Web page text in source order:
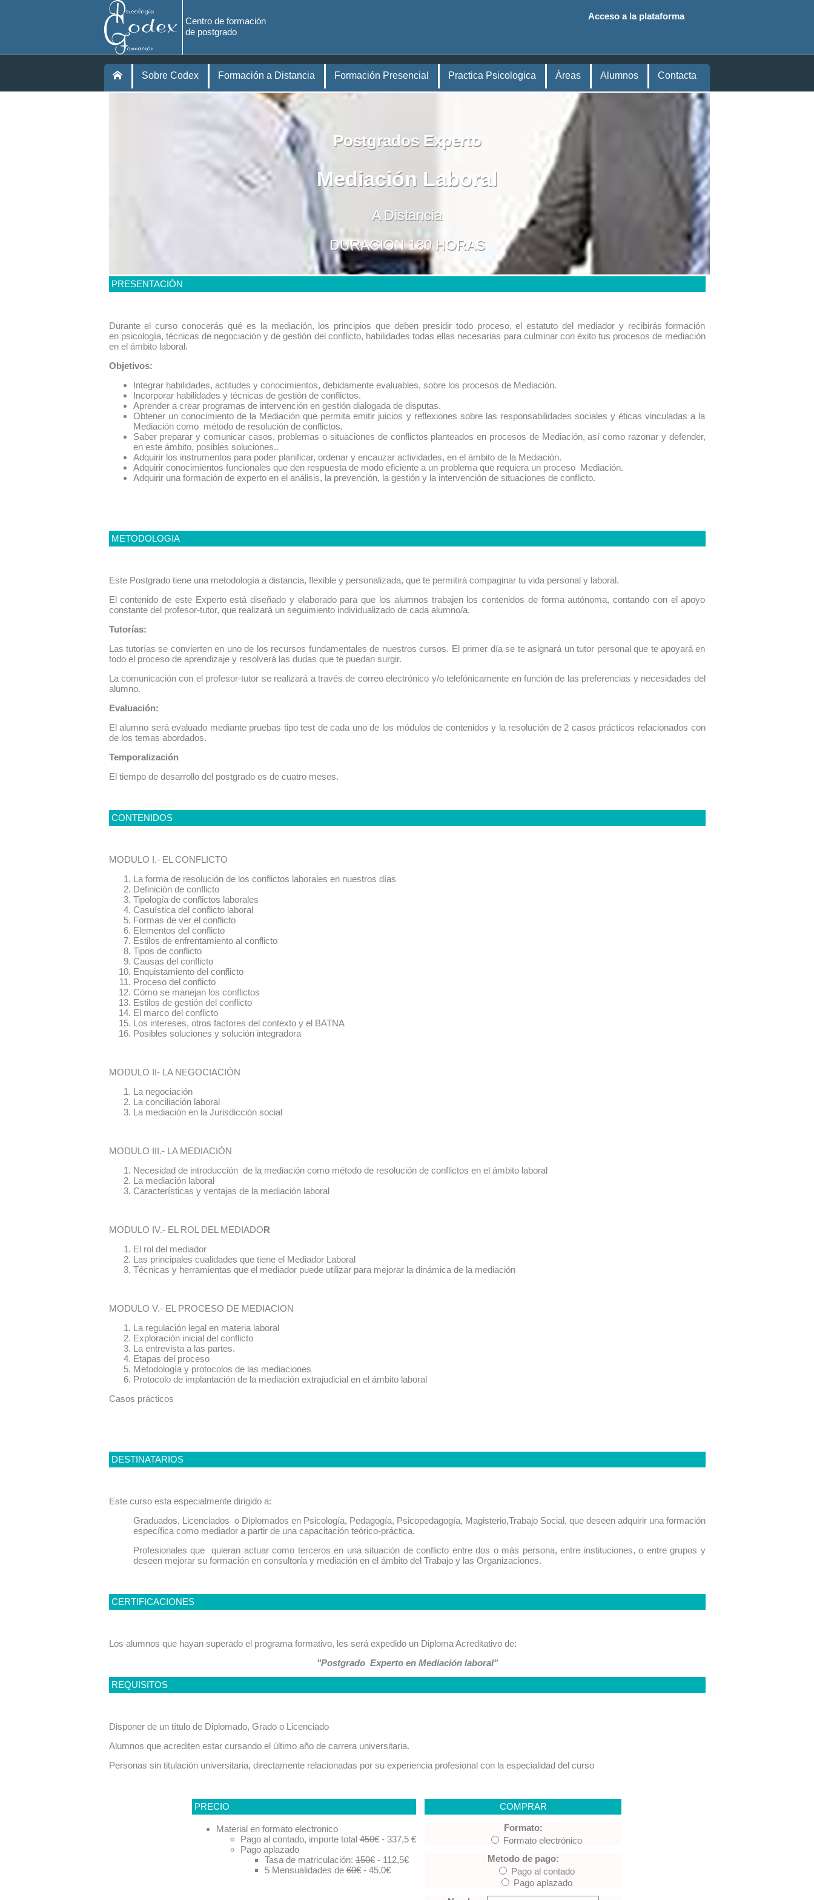
Centro de formación
de postgrado
Acceso a la plataforma
Sobre Codex Formación a Distancia Formación Presencial Practica Psicologica Áreas Alumnos Contacta
Postgrados Experto
Mediación Laboral
A Distancia
DURACION 180 HORAS
PRESENTACIÓN
Durante el curso conocerás qué es la mediación, los principios que deben presidir todo proceso, el estatuto del mediador y recibirás formación
en psicología, técnicas de negociación y de gestión del conflicto, habilidades todas ellas necesarias para culminar con éxito tus procesos de mediación
en el ámbito laboral.
Objetivos:
Integrar habilidades, actitudes y conocimientos, debidamente evaluables, sobre los procesos de Mediación.
Incorporar habilidades y técnicas de gestión de conflictos.
Aprender a crear programas de intervención en gestión dialogada de disputas.
Obtener un conocimiento de la Mediación que permita emitir juicios y reflexiones sobre las responsabilidades sociales y éticas vinculadas a la
Mediación como método de resolución de conflictos.
Saber preparar y comunicar casos, problemas o situaciones de conflictos planteados en procesos de Mediación, así como razonar y defender,
en este ámbito, posibles soluciones..
Adquirir los instrumentos para poder planificar, ordenar y encauzar actividades, en el ámbito de la Mediación.
Adquirir conocimientos funcionales que den respuesta de modo eficiente a un problema que requiera un proceso Mediación.
Adquirir una formación de experto en el análisis, la prevención, la gestión y la intervención de situaciones de conflicto.
METODOLOGIA
Este Postgrado tiene una metodología a distancia, flexible y personalizada, que te permitirá compaginar tu vida personal y laboral.
El contenido de este Experto está diseñado y elaborado para que los alumnos trabajen los contenidos de forma autónoma, contando con el apoyo
constante del profesor-tutor, que realizará un seguimiento individualizado de cada alumno/a.
Tutorías:
Las tutorías se convierten en uno de los recursos fundamentales de nuestros cursos. El primer día se te asignará un tutor personal que te apoyará en
todo el proceso de aprendizaje y resolverá las dudas que te puedan surgir.
La comunicación con el profesor-tutor se realizará a través de correo electrónico y/o telefónicamente en función de las preferencias y necesidades del
alumno.
Evaluación:
El alumno será evaluado mediante pruebas tipo test de cada uno de los módulos de contenidos y la resolución de 2 casos prácticos relacionados con
de los temas abordados.
Temporalización
El tiempo de desarrollo del postgrado es de cuatro meses.
CONTENIDOS
MODULO I.- EL CONFLICTO
La forma de resolución de los conflictos laborales en nuestros días
Definición de conflicto
Tipología de conflictos laborales
Casuística del conflicto laboral
Formas de ver el conflicto
Elementos del conflicto
Estilos de enfrentamiento al conflicto
Tipos de conflicto
Causas del conflicto
Enquistamiento del conflicto
Proceso del conflicto
Cómo se manejan los conflictos
Estilos de gestión del conflicto
El marco del conflicto
Los intereses, otros factores del contexto y el BATNA
Posibles soluciones y solución integradora
MODULO II- LA NEGOCIACIÓN
La negociación
La conciliación laboral
La mediación en la Jurisdicción social
MODULO III.- LA MEDIACIÓN
Necesidad de introducción de la mediación como método de resolución de conflictos en el ámbito laboral
La mediación laboral
Características y ventajas de la mediación laboral
MODULO IV.- EL ROL DEL MEDIADOR
El rol del mediador
Las principales cualidades que tiene el Mediador Laboral
Técnicas y herramientas que el mediador puede utilizar para mejorar la dinámica de la mediación
MODULO V.- EL PROCESO DE MEDIACION
La regulación legal en materia laboral
Exploración inicial del conflicto
La entrevista a las partes.
Etapas del proceso
Metodología y protocolos de las mediaciones
Protocolo de implantación de la mediación extrajudicial en el ámbito laboral
Casos prácticos
DESTINATARIOS
Este curso esta especialmente dirigido a:
Graduados, Licenciados o Diplomados en Psicología, Pedagogía, Psicopedagogía, Magisterio,Trabajo Social, que deseen adquirir una formación
específica como mediador a partir de una capacitación teórico-práctica.
Profesionales que quieran actuar como terceros en una situación de conflicto entre dos o más persona, entre instituciones, o entre grupos y
deseen mejorar su formación en consultoría y mediación en el ámbito del Trabajo y las Organizaciones.
CERTIFICACIONES
Los alumnos que hayan superado el programa formativo, les será expedido un Diploma Acreditativo de:
"Postgrado Experto en Mediación laboral"
REQUISITOS
Disponer de un título de Diplomado, Grado o Licenciado
Alumnos que acrediten estar cursando el último año de carrera universitaria.
Personas sin titulación universitaria, directamente relacionadas por su experiencia profesional con la especialidad del curso
PRECIO
Material en formato electronico
Pago al contado, importe total450€- 337,5 €
Pago aplazado
Tasa de matriculación:150€- 112,5€
5 Mensualidades de60€- 45,0€
COMPRAR
Formato:
Formato electrónico
Metodo de pago:
Pago al contado
Pago aplazado